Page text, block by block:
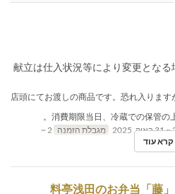
※献立は仕入状況等により変更とな
店頭にてお渡しの商品です。恐れ入りま
消費期限当日、冷蔵での保管の
מגבלת הזמנה 2 ~
קרא עוד